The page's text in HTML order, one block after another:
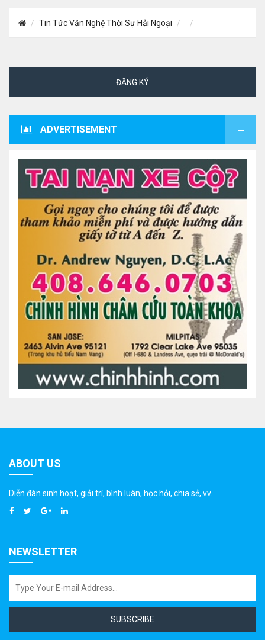
Tin Tức Văn Nghệ Thời Sự Hải Ngoại
ĐĂNG KÝ
ADVERTISEMENT
ABOUT US
Diễn đàn sinh hoạt, giải trí, bình luân, học hỏi, chia sẻ, vv.
NEWSLETTER
SUBSCRIBE